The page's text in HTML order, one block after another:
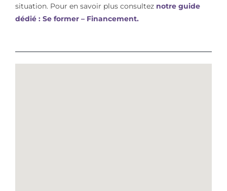
situation. Pour en savoir plus consulteznotre guide
dédié : Se former – Financement.